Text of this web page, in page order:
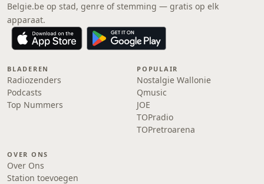
Belgie.be op stad, genre of stemming — gratis op elk
apparaat.
BLADEREN
Radiozenders
Podcasts
Top Nummers
POPULAIR
Nostalgie Wallonie
Qmusic
JOE
TOPradio
TOPretroarena
OVER ONS
Over Ons
Station toevoegen